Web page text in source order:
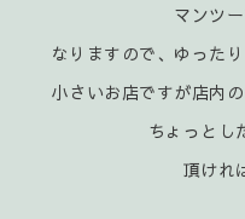
マンツ
なりますので、ゆった
小さいお店ですが店内
ちょっとし
頂けれ